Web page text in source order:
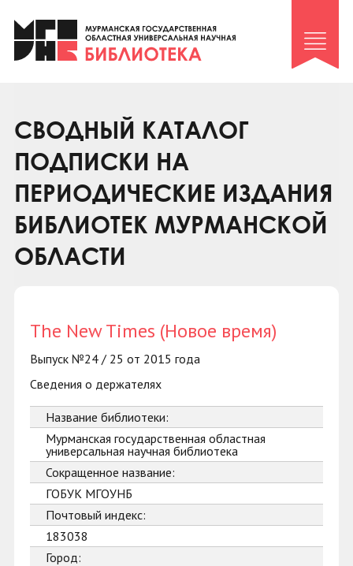
Клуб «Гиря и сельдерей»
Клуб «Семейный архив»
Коллегам
Контакты
СВОДНЫЙ КАТАЛОГ
ПОДПИСКИ НА
ПЕРИОДИЧЕСКИЕ ИЗДАНИЯ
БИБЛИОТЕК МУРМАНСКОЙ
ОБЛАСТИ
The New Times (Новое время)
Выпуск №24 / 25 от 2015 года
Сведения о держателях
Название библиотеки:
Мурманская государственная областная
универсальная научная библиотека
Сокращенное название:
ГОБУК МГОУНБ
Почтовый индекс:
183038
Город: